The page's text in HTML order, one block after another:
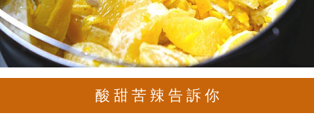
酸 甜 苦 辣 告 訴 你